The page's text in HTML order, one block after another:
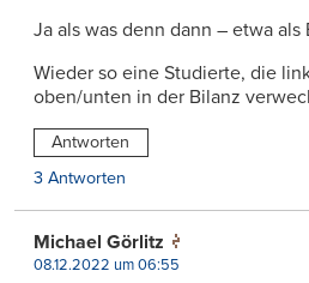
Ja als was denn dann – etwa als
Wieder so eine Studierte, die
oben/unten in der Bilanz
Antworten
3 Antworten
Michael Görlitz
08.12.2022 um 06:55